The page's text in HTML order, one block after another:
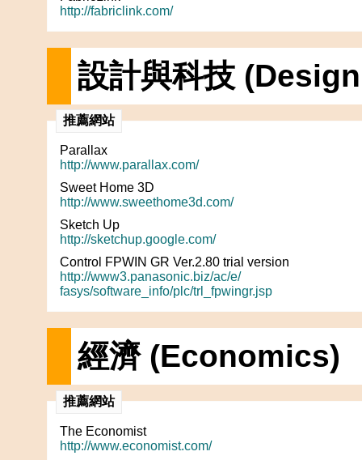
http://fabriclink.com/
設計與科技
推薦網站
Parallax
http://www.parallax.com/
Sweet Home 3D
http://www.sweethome3d.com/
Sketch Up
http://sketchup.google.com/
Control FPWIN GR Ver.2.80 trial version
http://www3.panasonic.biz/ac/e/
fasys/software_info/plc/trl_fpwingr.jsp
經濟 (Economics)
推薦網站
The Economist
http://www.economist.com/